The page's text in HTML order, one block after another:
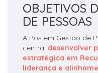
OBJETIVOS
DE PESSOAS
A Pós em Gestão de
central desenvolver
estratégica em
liderança e